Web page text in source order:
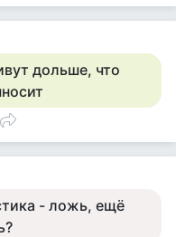
дольше, что
- ложь, ещё